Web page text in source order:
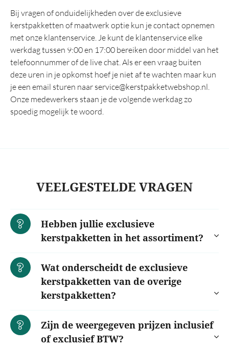
Bij vragen of onduidelijkheden over de exclusieve
kerstpakketten of maatwerk optie kun je contact opnemen
met onze klantenservice. Je kunt de klantenservice elke
werkdag tussen 9:00 en 17:00 bereiken door middel van het
telefoonnummer of de live chat. Als er een vraag buiten
deze uren in je opkomst hoef je niet af te wachten maar kun
je een email sturen naar service@kerstpakketwebshop.nl.
Onze medewerkers staan je de volgende werkdag zo
spoedig mogelijk te woord.
VEELGESTELDE VRAGEN
Hebben jullie exclusieve
kerstpakketten in het assortiment?
Wat onderscheidt de exclusieve
kerstpakketten van de overige
kerstpakketten?
Zijn de weergegeven prijzen inclusief
of exclusief BTW?